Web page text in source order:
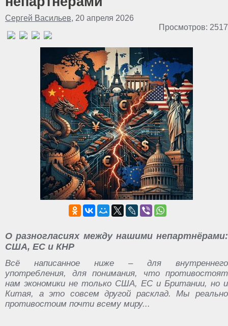
Сергей Васильев, 20 апреля 2026
Просмотров: 2517
О разногласиях между нашими непартнёрами:
США, ЕС и КНР
Всё написанное ниже – для внутреннего
употребления, для понимания, что противостоят
нам экономики не только США, ЕС и Британии, но и
Китая, а это совсем другой расклад. Мы реально
противостоим почти всему миру...